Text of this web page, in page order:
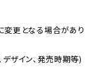
更となる場合があり
ザイン、発売時期等)